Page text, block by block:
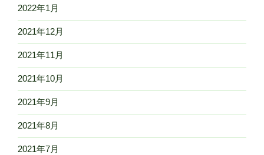
2022年1月
2021年12月
2021年11月
2021年10月
2021年9月
2021年8月
2021年7月